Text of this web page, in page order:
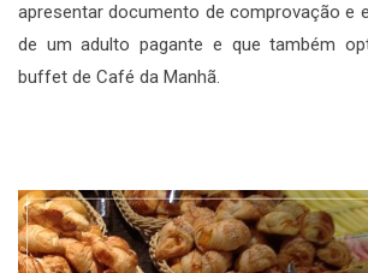
apresentar documento de comprovação e
de um adulto pagante e que também
buffet de Café da Manhã.